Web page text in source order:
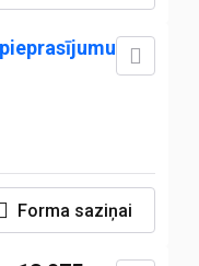
Forma saziņai